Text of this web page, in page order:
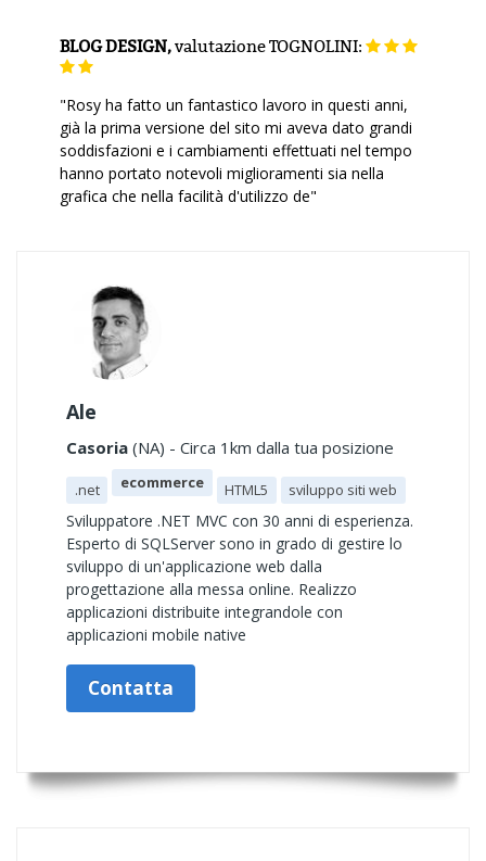
BLOG DESIGN,valutazioneTOGNOLINI:
"Rosy ha fatto un fantastico lavoro in questi anni,
già la prima versione del sito mi aveva dato grandi
soddisfazioni e i cambiamenti effettuati nel tempo
hanno portato notevoli miglioramenti sia nella
grafica che nella facilità d'utilizzo de"
Ale
Casoria (NA) - Circa 1km dalla tua posizione
.net ecommerce HTML5 sviluppo siti web
Sviluppatore .NET MVC con 30 anni di esperienza.
Esperto di SQLServer sono in grado di gestire lo
sviluppo di un'applicazione web dalla
progettazione alla messa online. Realizzo
applicazioni distribuite integrandole con
applicazioni mobile native
Contatta